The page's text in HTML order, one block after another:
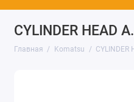
CYLINDER HEAD
Главная Komatsu CYLINDER